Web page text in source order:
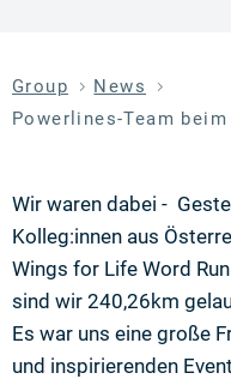
Group
News
Powerlines-Team
Wir waren dabei -
Kolleg:innen aus
Wings for Life Word
sind wir 240,26km
Es war uns eine große
und inspirierenden